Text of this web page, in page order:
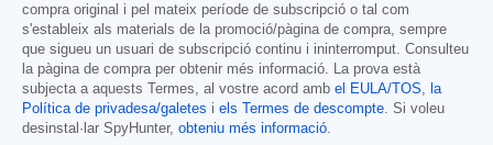
compra original i pel mateix període de subscripció o tal com
s'estableix als materials de la promoció/pàgina de compra, sempre
que sigueu un usuari de subscripció continu i ininterromput. Consulteu
la pàgina de compra per obtenir més informació. La prova està
subjecta a aquests Termes, al vostre acord amb el EULA/TOS, la
Política de privadesa/galetes i els Termes de descompte. Si voleu
desinstal·lar SpyHunter, obteniu més informació.